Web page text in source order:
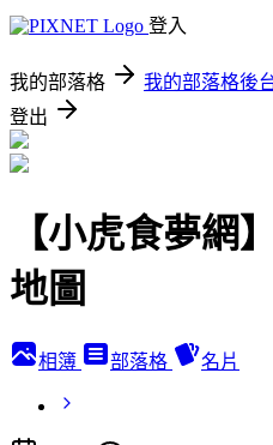
登入
我的部落格 我的部落格後
登出
【小虎食夢網
地圖
相簿 部落格 名片